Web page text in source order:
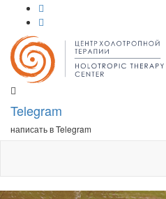
Telegram
написать в Telegram